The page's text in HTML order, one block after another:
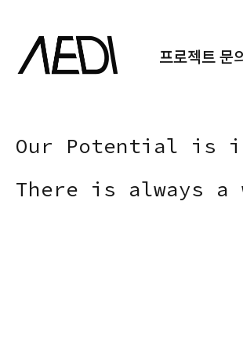
프로젝트 문
Our Potential is
There is always a